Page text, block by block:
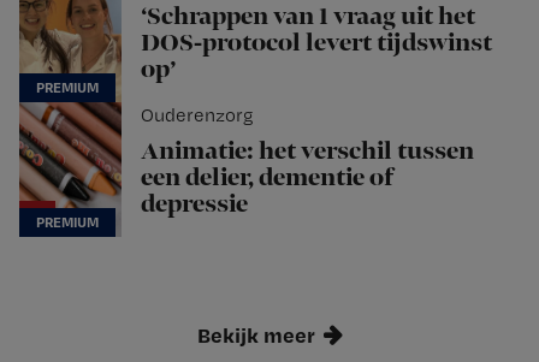
‘Schrappen van 1 vraag uit het
DOS-protocol levert tijdswinst
op’
Ouderenzorg
Animatie: het verschil tussen
een delier, dementie of
depressie
Bekijk meer